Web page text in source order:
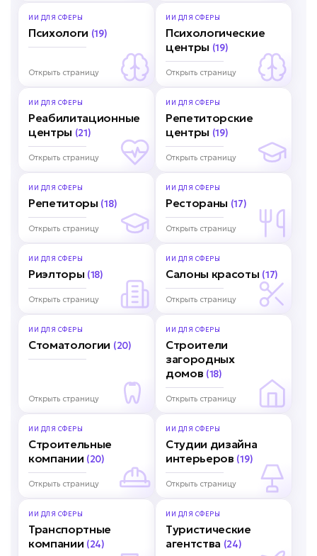
ИИ ДЛЯ СФЕРЫ
Психологи (19)
Открыть страницу
ИИ ДЛЯ СФЕРЫ
Психологические
центры (19)
Открыть страницу
ИИ ДЛЯ СФЕРЫ
Реабилитационные
центры (21)
Открыть страницу
ИИ ДЛЯ СФЕРЫ
Репетиторские
центры (19)
Открыть страницу
ИИ ДЛЯ СФЕРЫ
Репетиторы (18)
Открыть страницу
ИИ ДЛЯ СФЕРЫ
Рестораны (17)
Открыть страницу
ИИ ДЛЯ СФЕРЫ
Риэлторы (18)
Открыть страницу
ИИ ДЛЯ СФЕРЫ
Салоны красоты (17)
Открыть страницу
ИИ ДЛЯ СФЕРЫ
Стоматологии (20)
Открыть страницу
ИИ ДЛЯ СФЕРЫ
Строители
загородных
домов (18)
Открыть страницу
ИИ ДЛЯ СФЕРЫ
Строительные
компании (20)
Открыть страницу
ИИ ДЛЯ СФЕРЫ
Студии дизайна
интерьеров (19)
Открыть страницу
ИИ ДЛЯ СФЕРЫ
Транспортные
компании (24)
ИИ ДЛЯ СФЕРЫ
Туристические
агентства (24)